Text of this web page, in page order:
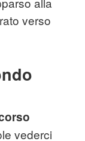
verso
vederci